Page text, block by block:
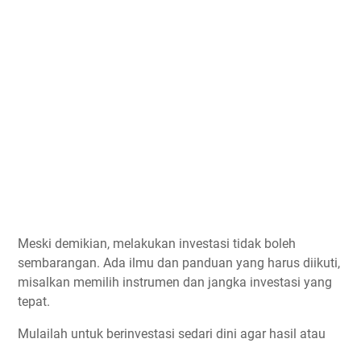
Meski demikian, melakukan investasi tidak boleh
sembarangan. Ada ilmu dan panduan yang harus diikuti,
misalkan memilih instrumen dan jangka investasi yang
tepat.
Mulailah untuk berinvestasi sedari dini agar hasil atau